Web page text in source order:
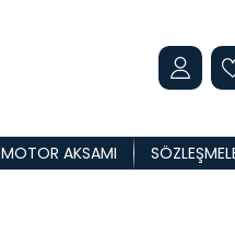
MOTOR AKSAMI